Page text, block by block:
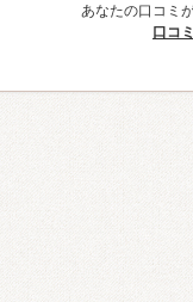
あなたの口コミ
口コ